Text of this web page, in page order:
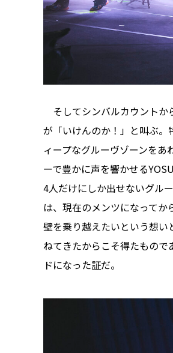
そしてシンバルカウントか
が「いけんのか！」と叫ぶ
ィープなグルーヴゾーンを
ーで豊かに声を響かせる
4人だけにしか出せないグル
は、現在のメンツになって
壁を乗り越えたいという想
ねてきたからこそ得たもの
ドになった証だ。